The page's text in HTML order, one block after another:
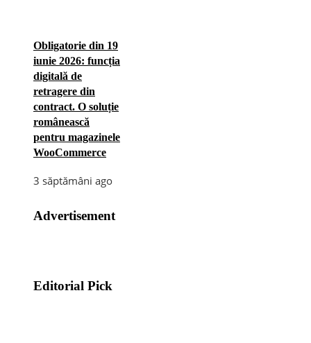
Obligatorie din 19
iunie 2026: funcția
digitală de
retragere din
contract. O soluție
românească
pentru magazinele
WooCommerce
3 săptămâni ago
Advertisement
Editorial Pick